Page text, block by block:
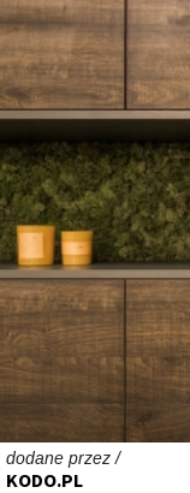
dodane przez /
KODO.PL